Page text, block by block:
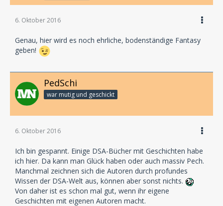
6. Oktober 2016
Genau, hier wird es noch ehrliche, bodenständige Fantasy
geben!
PedSchi
war mutig und geschickt
6. Oktober 2016
Ich bin gespannt. Einige DSA-Bücher mit Geschichten habe
ich hier. Da kann man Glück haben oder auch massiv Pech.
Manchmal zeichnen sich die Autoren durch profundes
Wissen der DSA-Welt aus, können aber sonst nichts.
Von daher ist es schon mal gut, wenn ihr eigene
Geschichten mit eigenen Autoren macht.